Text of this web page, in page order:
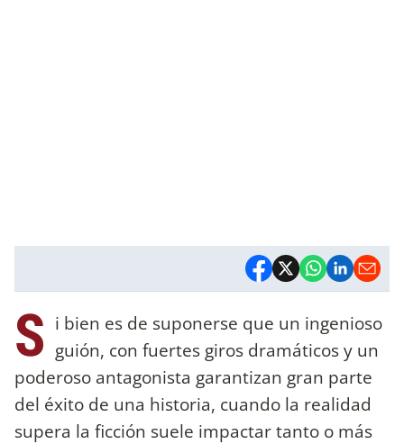
S i bien es de suponerse que un ingenioso
guión, con fuertes giros dramáticos y un
poderoso antagonista garantizan gran parte
del éxito de una historia, cuando la realidad
supera la ficción suele impactar tanto o más